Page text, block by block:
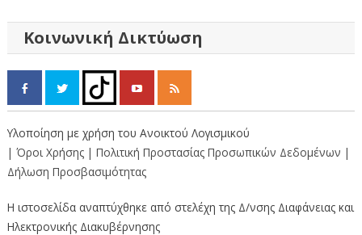
Κοινωνική Δικτύωση
Υλοποίηση με χρήση του Ανοικτού Λογισμικού
| Όροι Χρήσης | Πολιτική Προστασίας Προσωπικών Δεδομένων |
Δήλωση Προσβασιμότητας
Η ιστοσελίδα αναπτύχθηκε από στελέχη της Δ/νσης Διαφάνειας και
Ηλεκτρονικής Διακυβέρνησης